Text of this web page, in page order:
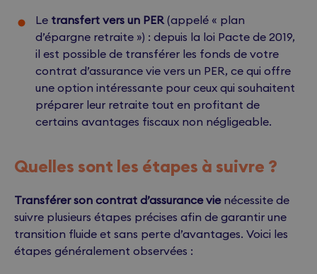
Le transfert vers un PER(appelé « plan
d’épargne retraite ») : depuis la loi Pacte de 2019,
il est possible de transférer les fonds de votre
contrat d’assurance vie vers un PER, ce qui offre
une option intéressante pour ceux qui souhaitent
préparer leur retraite tout en profitant de
certains avantages fiscaux non négligeable.
Quelles sont les étapes à suivre ?
Transférer son contrat d’assurance vienécessite de
suivre plusieurs étapes précises afin de garantir une
transition fluide et sans perte d’avantages. Voici les
étapes généralement observées :